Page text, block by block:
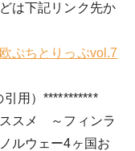
は下記リンク先か
ぷちとりっぷvol.7
用）***********
スメ ～フィンラ
ルウェー4ヶ国お